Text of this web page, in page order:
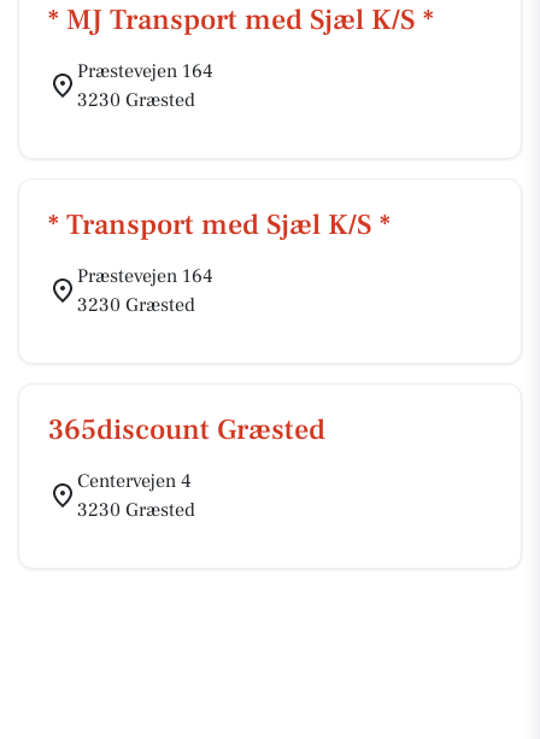
* MJ Transport med Sjæl K/S *
Præstevejen 164
3230 Græsted
* Transport med Sjæl K/S *
Præstevejen 164
3230 Græsted
365discount Græsted
Centervejen 4
3230 Græsted